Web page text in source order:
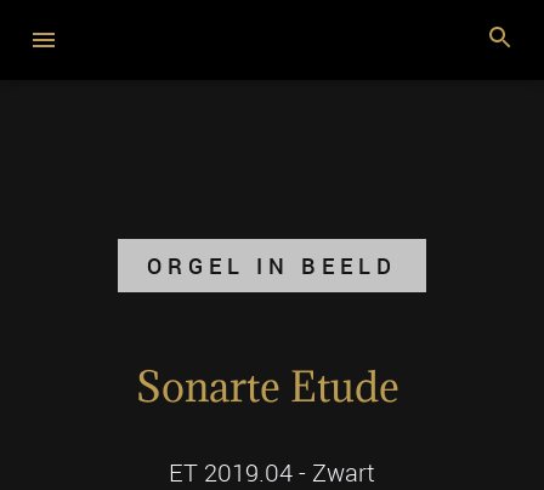
ORGEL IN BEELD
Sonarte Etude
ET 2019.04 - Zwart